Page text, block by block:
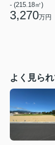
- (215.18㎡)
3,270万円
よく見ら